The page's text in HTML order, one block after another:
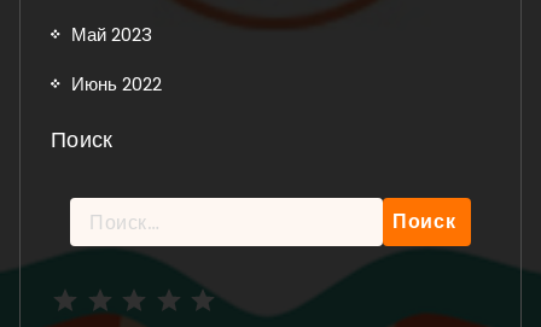
Май 2023
Июнь 2022
Поиск
Найти: